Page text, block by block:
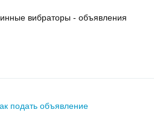
вибраторы - объявления
подать объявление